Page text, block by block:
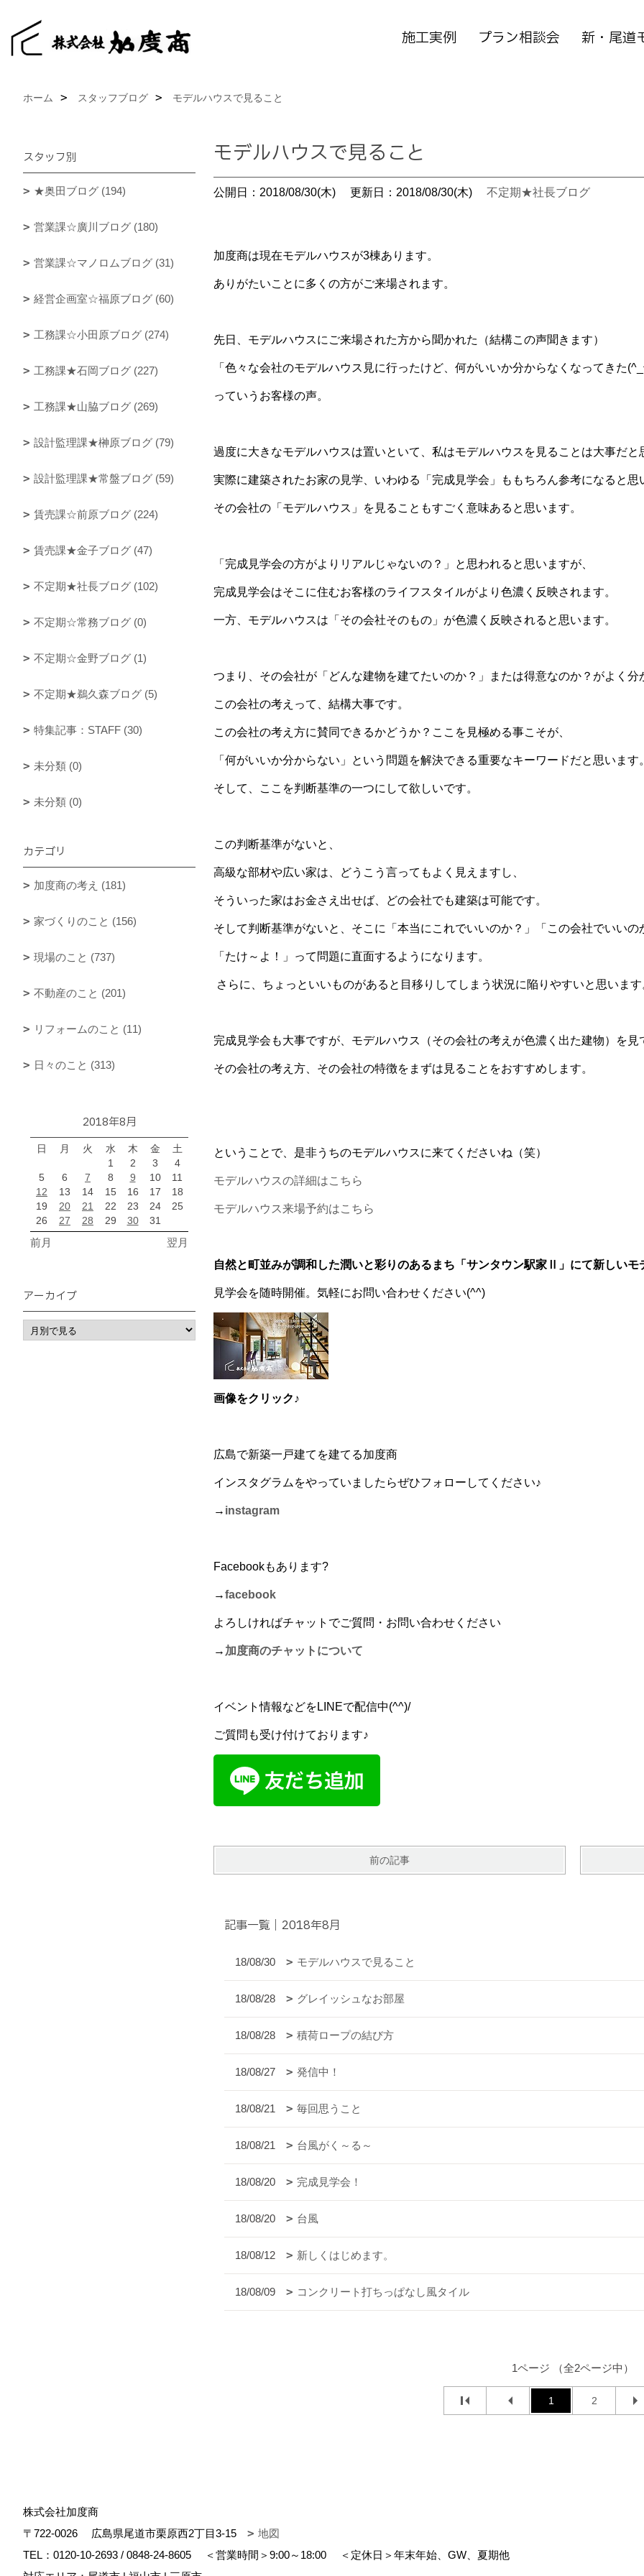
施工実例 プラン相談会 新・尾道
ホーム スタッフブログ モデルハウスで見ること
モデルハウスで見ること
公開日：2018/08/30(木) 更新日：2018/08/30(木) 不定期★社長ブログ
加度商は現在モデルハウスが3棟あります。
ありがたいことに多くの方がご来場されます。
先日、モデルハウスにご来場された方から聞かれた（結構この声聞きます）
「色々な会社のモデルハウス見に行ったけど、何がいいか分からなくなってきた
っていうお客様の声。
過度に大きなモデルハウスは置いといて、私はモデルハウスを見ることは大事だと
実際に建築されたお家の見学、いわゆる「完成見学会」ももちろん参考になると思
その会社の「モデルハウス」を見ることもすごく意味あると思います。
「完成見学会の方がよりリアルじゃないの？」と思われると思いますが、
完成見学会はそこに住むお客様のライフスタイルがより色濃く反映されます。
一方、モデルハウスは「その会社そのもの」が色濃く反映されると思います。
つまり、その会社が「どんな建物を建てたいのか？」または得意なのか？がよく分
この会社の考えって、結構大事です。
この会社の考え方に賛同できるかどうか？ここを見極める事こそが、
「何がいいか分からない」という問題を解決できる重要なキーワードだと思います
そして、ここを判断基準の一つにして欲しいです。
この判断基準がないと、
高級な部材や広い家は、どうこう言ってもよく見えますし、
そういった家はお金さえ出せば、どの会社でも建築は可能です。
そして判断基準がないと、そこに「本当にこれでいいのか？」「この会社でいいの
「たけ～よ！」って問題に直面するようになります。
さらに、ちょっといいものがあると目移りしてしまう状況に陥りやすいと思います
完成見学会も大事ですが、モデルハウス（その会社の考えが色濃く出た建物）を見
その会社の考え方、その会社の特徴をまずは見ることをおすすめします。
ということで、是非うちのモデルハウスに来てくださいね（笑）
モデルハウスの詳細はこちら
モデルハウス来場予約はこちら
自然と町並みが調和した潤いと彩りのあるまち「サンタウン駅家Ⅱ」にて新しいモ
見学会を随時開催。気軽にお問い合わせください(^^)
画像をクリック♪
広島で新築一戸建てを建てる加度商
インスタグラムをやっていましたらぜひフォローしてください♪
→ instagram
Facebookもあります?
→facebook
よろしければチャットでご質問・お問い合わせください
→ 加度商のチャットについて
イベント情報などをLINEで配信中(^^)/
ご質問も受け付けております♪
前の記事
記事一覧｜2018年8月
18/08/30 モデルハウスで見ること
18/08/28 グレイッシュなお部屋
18/08/28 積荷ロープの結び方
18/08/27 発信中！
18/08/21 毎回思うこと
18/08/21 台風がく～る～
18/08/20 完成見学会！
18/08/20 台風
18/08/12 新しくはじめます。
18/08/09 コンクリート打ちっぱなし風タイル
1ページ （全2ページ中）
1 2
スタッフ別
★奥田ブログ (194)
営業課☆廣川ブログ (180)
営業課☆マノロムブログ (31)
経営企画室☆福原ブログ (60)
工務課☆小田原ブログ (274)
工務課★石岡ブログ (227)
工務課★山脇ブログ (269)
設計監理課★榊原ブログ (79)
設計監理課★常盤ブログ (59)
賃売課☆前原ブログ (224)
賃売課★金子ブログ (47)
不定期★社長ブログ (102)
不定期☆常務ブログ (0)
不定期☆金野ブログ (1)
不定期★鵜久森ブログ (5)
特集記事：STAFF (30)
未分類 (0)
未分類 (0)
カテゴリ
加度商の考え (181)
家づくりのこと (156)
現場のこと (737)
不動産のこと (201)
リフォームのこと (11)
日々のこと (313)
2018年8月
日 月 火 水 木 金
土
1
2 3
4
5
6 7 8 9 10
11
12
13 14 15 16 17
18
19
20 21 22 23 24
25
26
27 28 29 30 31
前月 翌月
アーカイブ
株式会社加度商
〒722-0026
広島県尾道市栗原西2丁目3-15
地図
TEL： 0120-10-2693 / 0848-24-8605 ＜営業時間＞9:00～18:00
＜定休日＞年末年始、GW、夏期他